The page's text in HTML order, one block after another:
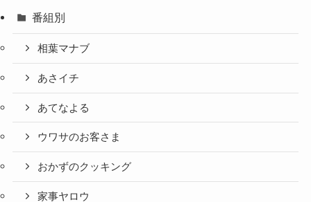
番組別
相葉マナブ
あさイチ
あてなよる
ウワサのお客さま
おかずのクッキング
家事ヤロウ